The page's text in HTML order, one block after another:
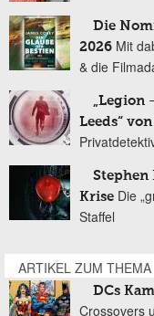
Die
2026 Mit
& die
„Legion
Leeds“
Stephen
Krise Die
Staffel
ARTIKEL ZUM THEMA
DCs
Crossovers